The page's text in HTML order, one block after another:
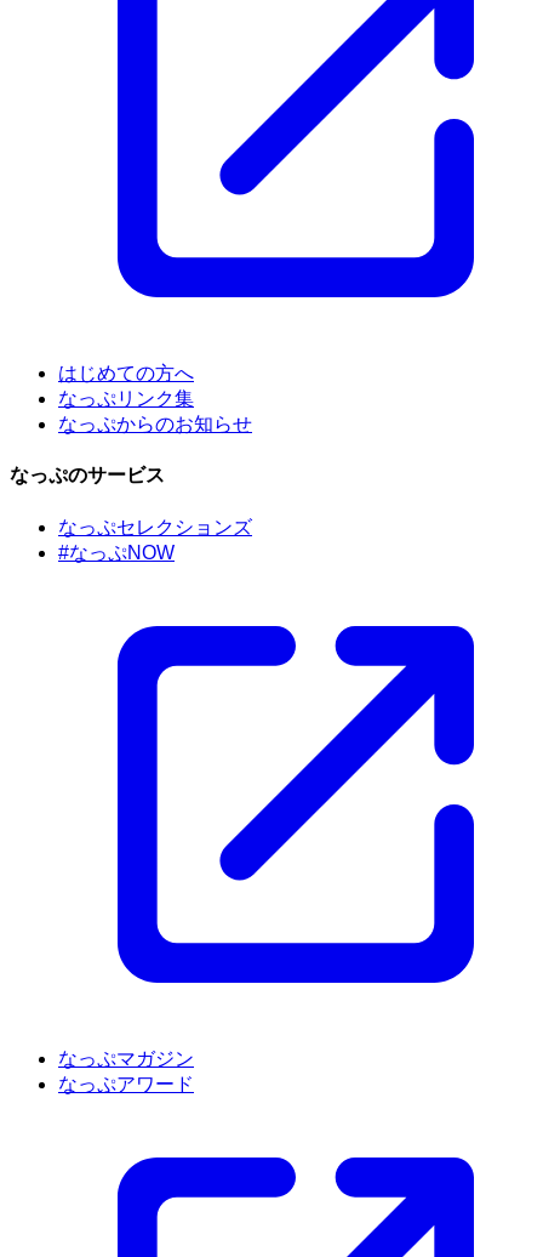
はじめての方へ
なっぷリンク集
なっぷからのお知らせ
なっぷのサービス
なっぷセレクションズ
#なっぷNOW
なっぷマガジン
なっぷアワード